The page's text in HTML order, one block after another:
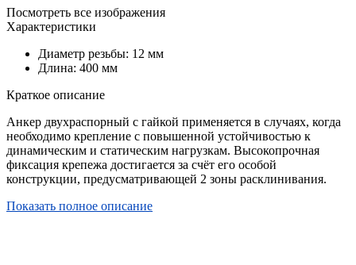
Посмотреть все изображения
Характеристики
Диаметр резьбы: 12 мм
Длина: 400 мм
Краткое описание
Анкер двухраспорный с гайкой применяется в случаях, когда
необходимо крепление с повышенной устойчивостью к
динамическим и статическим нагрузкам. Высокопрочная
фиксация крепежа достигается за счёт его особой
конструкции, предусматривающей 2 зоны расклинивания.
Показать полное описание